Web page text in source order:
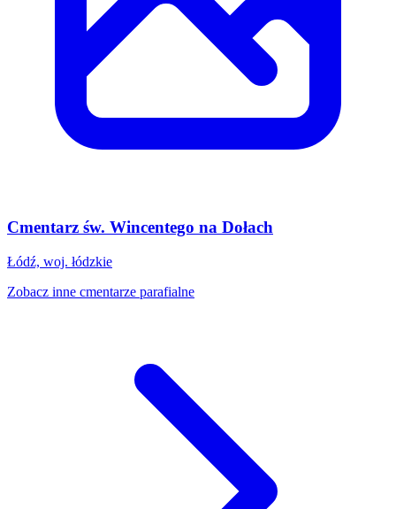
Cmentarz św. Wincentego na Dołach
Łódź, woj. łódzkie
Zobacz inne cmentarze parafialne